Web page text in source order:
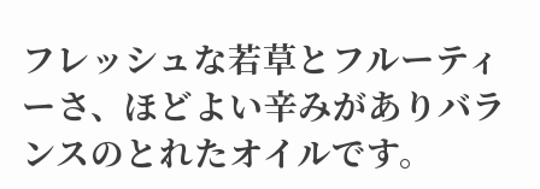
フレッシュな若草とフルーティ
ーさ、ほどよい辛みがありバラ
ンスのとれたオイルです。